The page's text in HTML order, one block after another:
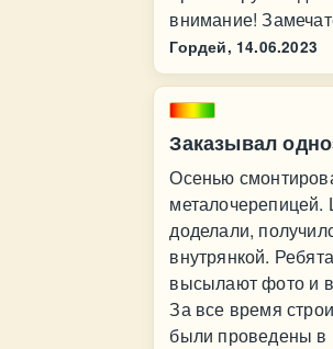
внимание!
Гордей, 14.06.2023
Заказывал
Осенью
металочерепицей.
доделали,
внутрянкой.
высылают фото и
За все время
были проведены в